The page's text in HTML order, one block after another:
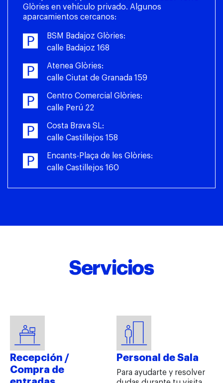
Glòries en vehículo privado. Algunos
aparcamientos cercanos:
BSM Badajoz Glòries:
calle Badajoz 168
Atenea Glòries:
calle Ciutat de Granada 159
Centro Comercial Glòries:
calle Perú 22
Costa Brava SL:
calle Castillejos 158
Encants-Plaça de les Glòries:
calle Castillejos 160
Servicios
Recepción /
Compra de
Personal de Sala
Para ayudarte y resolver